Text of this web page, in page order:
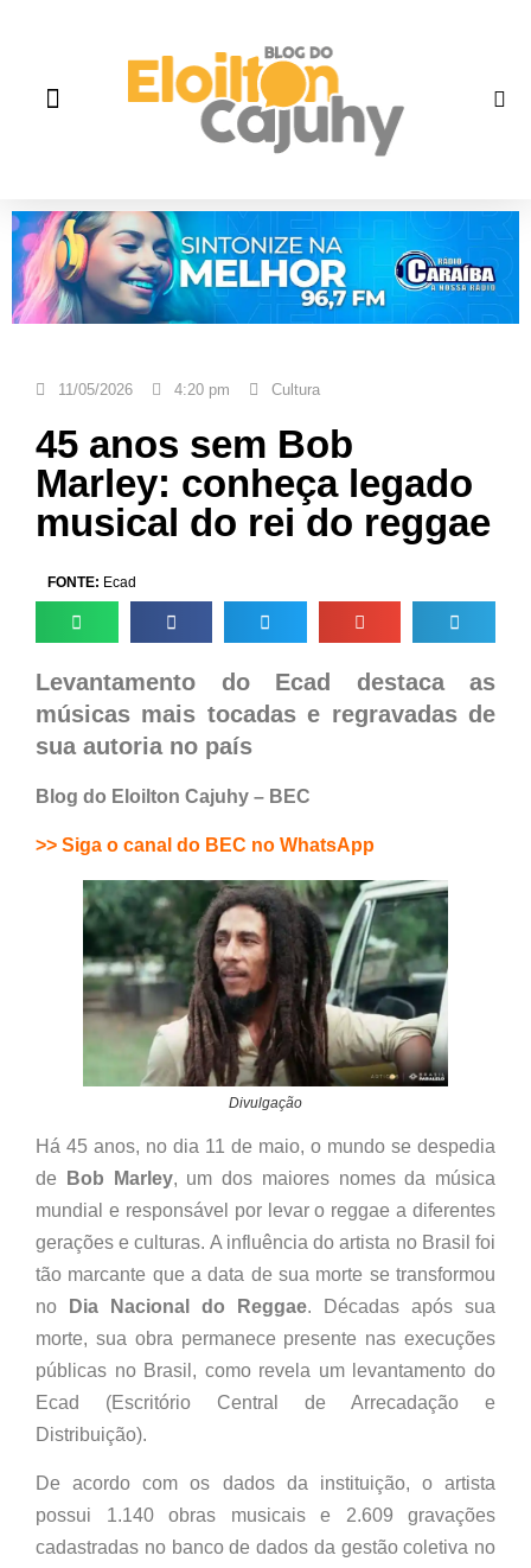
11/05/2026 4:20 pm Cultura
45 anos sem Bob
Marley: conheça legado
musical do rei do reggae
FONTE: Ecad
Levantamento do Ecad destaca as
músicas mais tocadas e regravadas de
sua autoria no país
Blog do Eloilton Cajuhy – BEC
>> Siga o canal do BEC no WhatsApp
Divulgação
Há 45 anos, no dia 11 de maio, o mundo se despedia
de
Bob Marley, um dos maiores nomes da música
mundial e responsável por levar o reggae a diferentes
gerações e culturas. A influência do artista no Brasil foi
tão marcante que a data de sua morte se transformou
no
Dia Nacional do Reggae. Décadas após sua
morte, sua obra permanece presente nas execuções
públicas no Brasil, como revela um levantamento do
Ecad (Escritório Central de Arrecadação e
Distribuição).
De acordo com os dados da instituição, o artista
possui 1.140 obras musicais e 2.609 gravações
cadastradas no banco de dados da gestão coletiva no